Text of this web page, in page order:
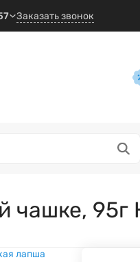
Заказать звонок
чашке,
лапша